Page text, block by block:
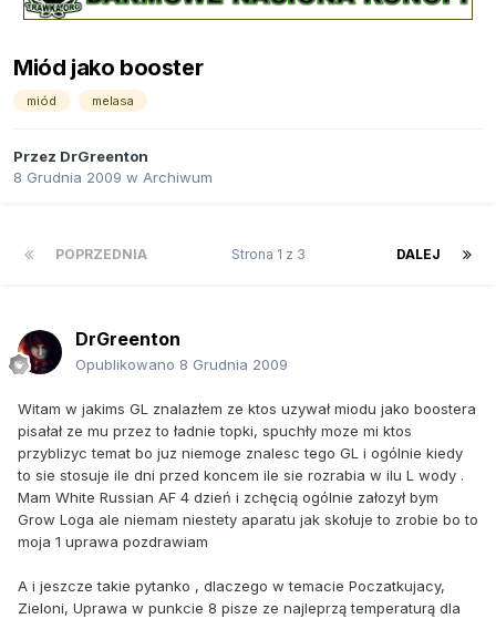
Miód jako booster
miód melasa
Przez DrGreenton
8 Grudnia 2009 w Archiwum
POPRZEDNIA DALEJ
Strona 1 z 3
DrGreenton
Opublikowano 8 Grudnia 2009
Witam w jakims GL znalazłem ze ktos uzywał miodu jako boostera
pisałał ze mu przez to ładnie topki, spuchły moze mi ktos
przyblizyc temat bo juz niemoge znalesc tego GL i ogólnie kiedy
to sie stosuje ile dni przed koncem ile sie rozrabia w ilu L wody .
Mam White Russian AF 4 dzień i zchęcią ogólnie załozył bym
Grow Loga ale niemam niestety aparatu jak skołuje to zrobie bo to
moja 1 uprawa pozdrawiam
A i jeszcze takie pytanko , dlaczego w temacie Poczatkujacy,
Zieloni, Uprawa w punkcie 8 pisze ze najleprzą temperaturą dla